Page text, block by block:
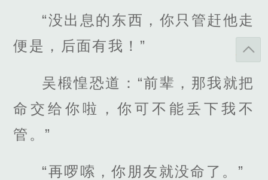
“没出息的东西，你只管赶他走
便是，后面有我！”
吴椴惶恐道：“前辈，那我就把
命交给你啦，你可不能丢下我不
管。”
“再啰嗦，你朋友就没命了。”